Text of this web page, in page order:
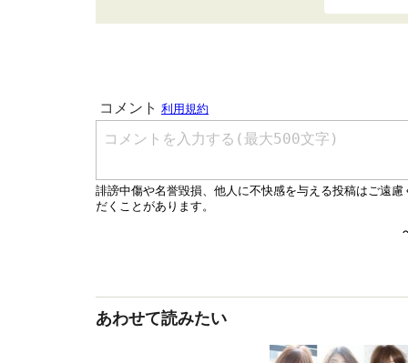
あわせて読みたい